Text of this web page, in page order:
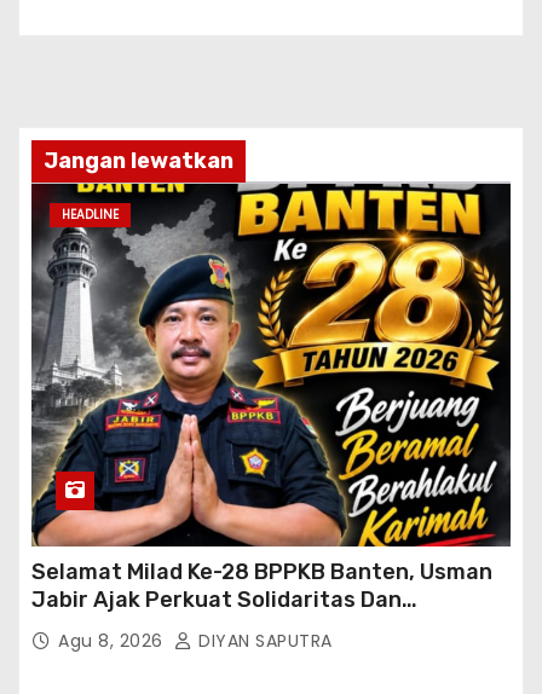
Jangan lewatkan
HEADLINE
Selamat Milad Ke-28 BPPKB Banten, Usman
Jabir Ajak Perkuat Solidaritas Dan
Kebersamaan
Agu 8, 2026 DIYAN SAPUTRA